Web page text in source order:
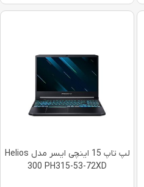
لپ تاپ 15 اینچی ایسر مدل Helios
300 PH315-53-72XD